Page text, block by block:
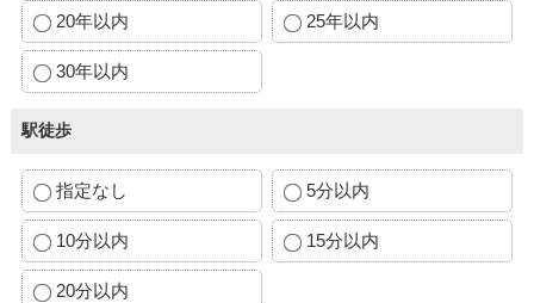
20年以内 25年以内
30年以内
駅徒歩
指定なし 5分以内
10分以内 15分以内
20分以内